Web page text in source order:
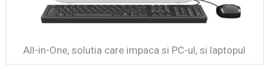
All-in-One, solutia care impaca si PC-ul, si laptopul